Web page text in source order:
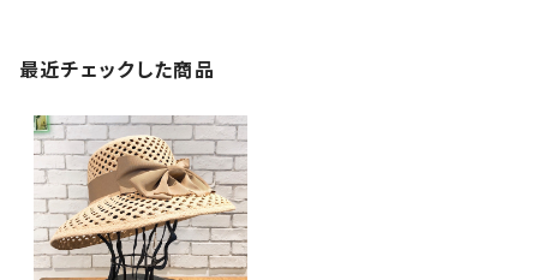
最近チェックした商品